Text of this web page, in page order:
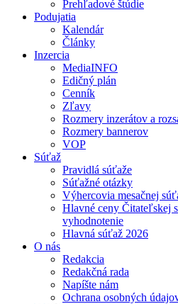
Prehľadové štúdie
Podujatia
Kalendár
Články
Inzercia
MediaINFO
Edičný plán
Cenník
Zľavy
Rozmery inzerátov a
Rozmery bannerov
VOP
Súťaž
Pravidlá súťaže
Súťažné otázky
Výhercovia mesačnej
Hlavné ceny Čitateľskej
vyhodnotenie
Hlavná súťaž 2026
O nás
Redakcia
Redakčná rada
Napíšte nám
Ochrana osobných